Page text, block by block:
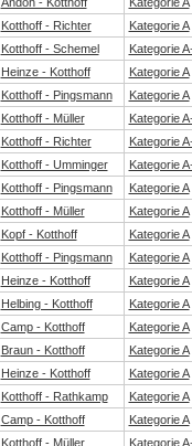
Kotthoff - Richter
Kategorie A
Kotthoff - Schemel
Kategorie
Heinze - Kotthoff
Kategorie A
Kotthoff - Pingsmann
Kategorie A
Kotthoff - Müller
Kategorie
Kotthoff - Richter
Kategorie
Kotthoff - Umminger
Kategorie
Kotthoff - Pingsmann
Kategorie A
Kotthoff - Müller
Kategorie A
Kopf - Kotthoff
Kategorie A
Kotthoff - Pingsmann
Kategorie A
Heinze - Kotthoff
Kategorie A
Helbing - Kotthoff
Kategorie A
Camp - Kotthoff
Kategorie A
Braun - Kotthoff
Kategorie A
Heinze - Kotthoff
Kategorie A
Kotthoff - Rathkamp
Kategorie A
Camp - Kotthoff
Kategorie A
Kotthoff - Müller
Kategorie